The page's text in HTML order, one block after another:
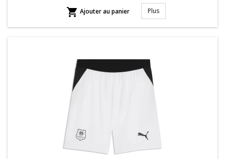
 Ajouter au panier Plus